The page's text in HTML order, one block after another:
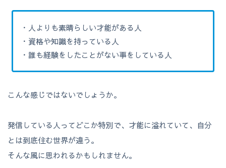
・人よりも素晴らしい才能がある人
・資格や知識を持っている人
・誰も経験をしたことがない事をしている人
こんな感じではないでしょうか。
発信している人ってどこか特別で、才能に溢れていて、自分
とは到底住む世界が違う。
そんな風に思われるかもしれません。